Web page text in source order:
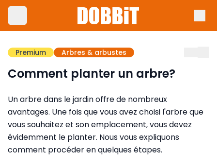
Premium Arbres & arbustes
Comment planter un arbre?
Un arbre dans le jardin offre de nombreux
avantages. Une fois que vous avez choisi l'arbre que
vous souhaitez et son emplacement, vous devez
évidemment le planter. Nous vous expliquons
comment procéder en quelques étapes.